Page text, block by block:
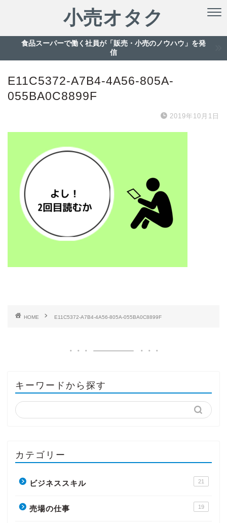
小売オタク
食品スーパーで働く社員が「販売・小売のノウハウ」を発
信
E11C5372-A7B4-4A56-805A-
055BA0C8899F
2019年10月1日
HOME E11C5372-A7B4-4A56-805A-055BA0C8899F
キーワードから探す
カテゴリー
ビジネススキル 21
売場の仕事 19